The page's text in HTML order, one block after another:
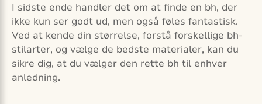
I sidste ende handler det om at finde en bh, der
ikke kun ser godt ud, men også føles fantastisk.
Ved at kende din størrelse, forstå forskellige bh-
stilarter, og vælge de bedste materialer, kan du
sikre dig, at du vælger den rette bh til enhver
anledning.